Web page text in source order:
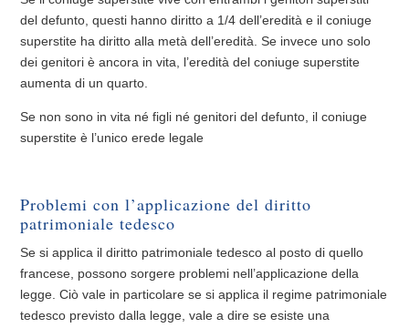
del defunto, questi hanno diritto a 1/4 dell’eredità e il coniuge
superstite ha diritto alla metà dell’eredità. Se invece uno solo
dei genitori è ancora in vita, l’eredità del coniuge superstite
aumenta di un quarto.
Se non sono in vita né figli né genitori del defunto, il coniuge
superstite è l’unico erede legale
Problemi con l’applicazione del diritto
patrimoniale tedesco
Se si applica il diritto patrimoniale tedesco al posto di quello
francese, possono sorgere problemi nell’applicazione della
legge. Ciò vale in particolare se si applica il regime patrimoniale
tedesco previsto dalla legge, vale a dire se esiste una